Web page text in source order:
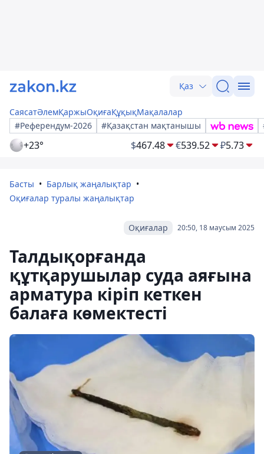
Қаз
СаясатӘлемҚаржыОқиғаҚұқықМақалалар
#Референдум-2026
#Қазақстан мақтанышы
+23° $467.48 €539.52 ₽5.73
Басты
Барлық жаңалықтар
Оқиғалар туралы жаңалықтар
20:50, 18 маусым 2025
Оқиғалар
Талдықорғанда
құтқарушылар суда аяғына
арматура кіріп кеткен
балаға көмектесті